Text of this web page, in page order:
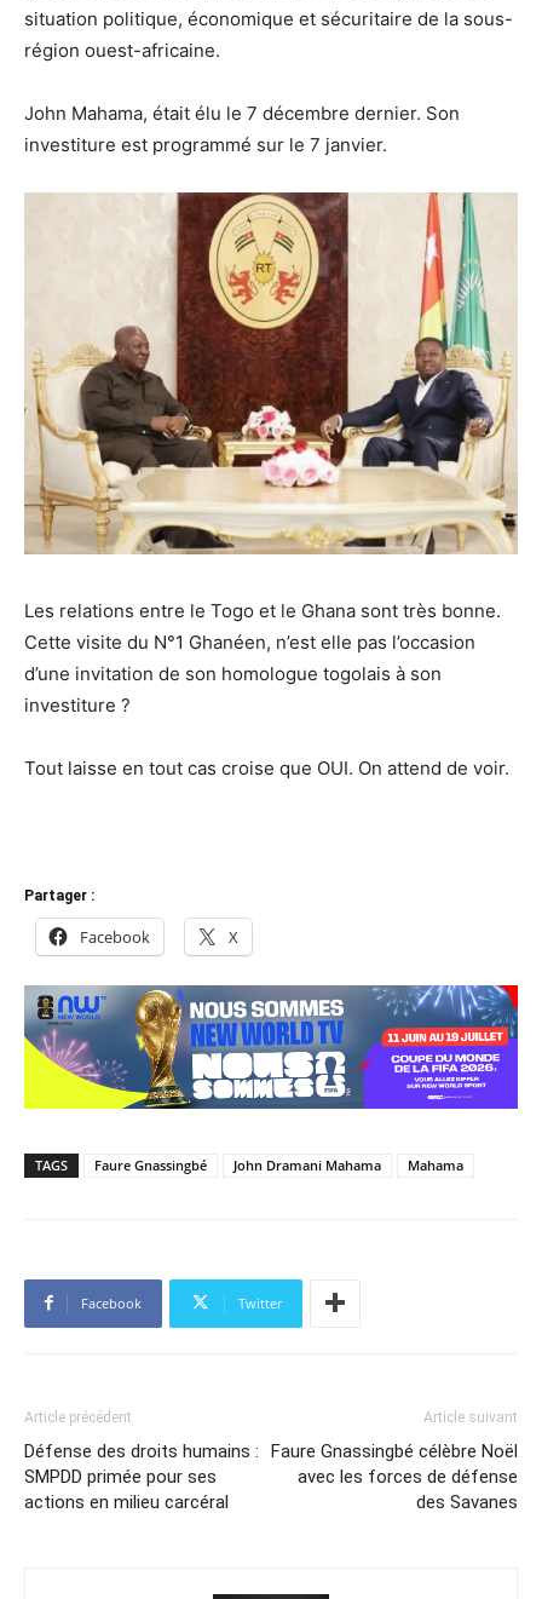
situation politique, économique et sécuritaire de la sous-
région ouest-africaine.
John Mahama, était élu le 7 décembre dernier. Son
investiture est programmé sur le 7 janvier.
Les relations entre le Togo et le Ghana sont très bonne.
Cette visite du N°1 Ghanéen, n’est elle pas l’occasion
d’une invitation de son homologue togolais à son
investiture ?
Tout laisse en tout cas croise que OUI. On attend de voir.
Partager :
Facebook X
TAGS Faure Gnassingbé John Dramani Mahama Mahama
Facebook Twitter
Article précédent
Défense des droits humains :
SMPDD primée pour ses
actions en milieu carcéral
Article suivant
Faure Gnassingbé célèbre Noël
avec les forces de défense
des Savanes